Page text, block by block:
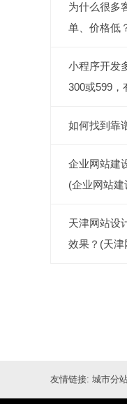
为什么很多
单、价格低
小程序开发
300或599，
如何找到靠
企业网站建
(企业网站建
天津网站设
效果？(天津
友情链接: 城市分